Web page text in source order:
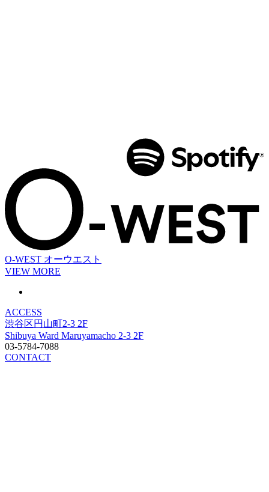
O-WEST オーウエスト
VIEW MORE
ACCESS
渋谷区円山町2-3 2F
Shibuya Ward Maruyamacho 2-3 2F
03-5784-7088
CONTACT